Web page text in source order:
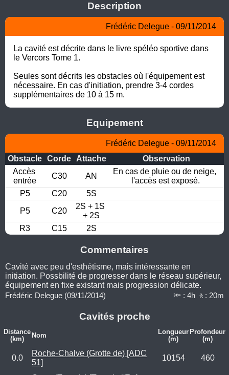
Description
Frédéric Delegue - 09/11/2014
La cavité est décrite dans le livre spéléo sportive dans
le Vercors Tome 1.
Seules sont décrits les obstacles où l'équipement est
nécessaire. En cas d'initiation, prendre 3-4 cordes
supplémentaires de 10 à 15 m.
Equipement
Frédéric Delegue - 09/11/2014
Obstacle Corde Attache
Observation
Accès
entrée
C30 AN
En cas de pluie ou de neige,
l'accès est exposé.
P5
C20
5S
P5
C20
2S + 1S
+ 2S
R3
C15 2S
Commentaires
Cavité avec peu d'esthétisme, mais intéressante en
initiation. Possbilité de progresser dans le réseau supérieur,
équipement en fixe existant mais progression délicate.
Frédéric Delegue (09/11/2014) 🔦 : 4h 🚶: 20m
Cavités proche
Distance
(km)
Nom
Longueur
(m)
Profondeur
(m)
0.0
Roche-Chalve (Grotte de) [ADC
51]
10154 460